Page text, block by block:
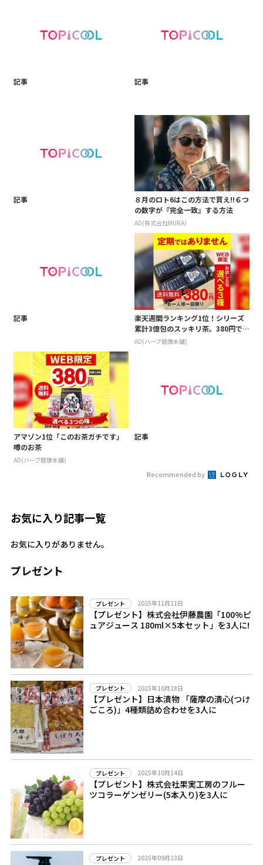
記事 記事
記事
８月のロト6はこの方法で買え!!６つ
の数字が『完全一致』する方法
AD(株式会社MURA)
記事
楽天週間ランキング1位！シリーズ
累計3億包のスッキリ茶。380円でお
試し
AD(ハーブ健康本舗)
アマゾン1位「このお茶ガチです」
噂のお茶
AD(ハーブ健康本舗)
記事
Recommended by
お気に入り記事一覧
お気に入りがありません。
プレゼント
プレゼント 2025年11月11日
【プレゼント】株式会社伊藤農園「100%ピ
ュアジュース 180ml×5本セット」を3人に!
プレゼント 2025年10月28日
【プレゼント】日本漬物 「薩摩の漬心(つけ
ごころ)」4種類詰め合わせを3人に
プレゼント 2025年10月14日
【プレゼント】株式会社果実工房のフルー
ツコラーゲンゼリー(5本入り)を3人に
プレゼント 2025年09月23日